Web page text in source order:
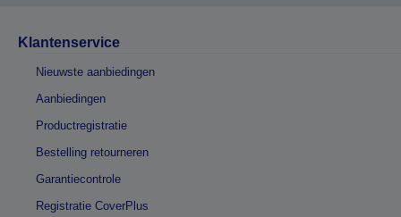
Klantenservice
Nieuwste aanbiedingen
Aanbiedingen
Productregistratie
Bestelling retourneren
Garantiecontrole
Registratie CoverPlus